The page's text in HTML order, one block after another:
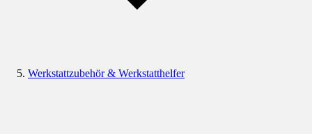
Werkstattzubehör & Werkstatthelfer